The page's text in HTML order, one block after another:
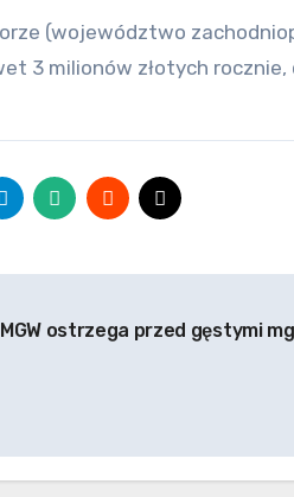
(województwo
3 milionów złotych rocznie,
ostrzega przed gęstymi